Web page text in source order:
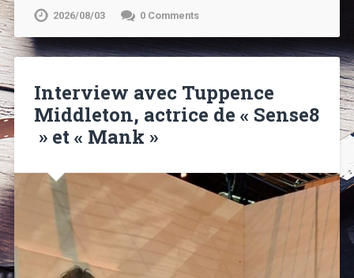
2026/08/03 0 Comments
Interview avec Tuppence
Middleton, actrice de « Sense8
» et « Mank »